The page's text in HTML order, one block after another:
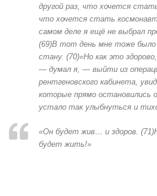
другой раз, что хочется
что хочется стать
самом деле я ещё не выбрал
(69)В тот день мне тоже было
стану. (70)«Но как это здорово,
— думал я, — выйти из
рентгеновского кабинета,
которые прямо остановились
устало так улыбнуться и
«Он будет жив… и здоров. (71
будет жить!»